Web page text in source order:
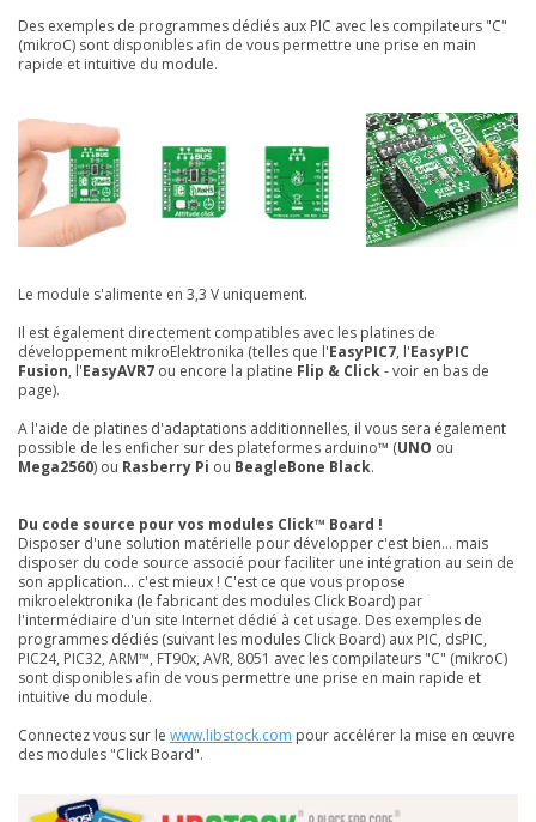
Des exemples de programmes dédiés aux PIC avec les compilateurs "C"
(mikroC) sont disponibles afin de vous permettre une prise en main
rapide et intuitive du module.
Le module s'alimente en 3,3 V uniquement.
Il est également directement compatibles avec les platines de
développement mikroElektronika (telles que l'EasyPIC7, l'EasyPIC
Fusion, l'EasyAVR7 ou encore la platine Flip & Click- voir en bas de
page).
A l'aide de platines d'adaptations additionnelles, il vous sera également
possible de les enficher sur des plateformes arduino™ (UNO ou
Mega2560) ou Rasberry Pi ou BeagleBone Black.
Du code source pour vos modules Click™ Board !
Disposer d'une solution matérielle pour développer c'est bien... mais
disposer du code source associé pour faciliter une intégration au sein de
son application... c'est mieux ! C'est ce que vous propose
mikroelektronika (le fabricant des modules Click Board) par
l'intermédiaire d'un site Internet dédié à cet usage. Des exemples de
programmes dédiés (suivant les modules Click Board) aux PIC, dsPIC,
PIC24, PIC32, ARM™, FT90x, AVR, 8051 avec les compilateurs "C" (mikroC)
sont disponibles afin de vous permettre une prise en main rapide et
intuitive du module.
Connectez vous sur le www.libstock.com pour accélérer la mise en œuvre
des modules "Click Board".